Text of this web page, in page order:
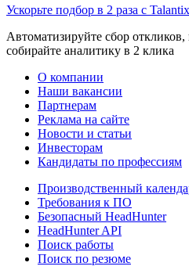
Ускорьте подбор в 2 раза с Talantix
Автоматизируйте сбор откликов,
собирайте аналитику в 2 клика
О компании
Наши вакансии
Партнерам
Реклама на сайте
Новости и статьи
Инвесторам
Кандидаты по профессиям
Производственный
Требования к ПО
Безопасный HeadHunter
HeadHunter API
Поиск работы
Поиск по резюме